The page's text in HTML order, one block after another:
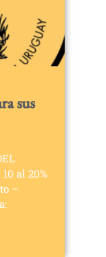
sus
al 20%
–